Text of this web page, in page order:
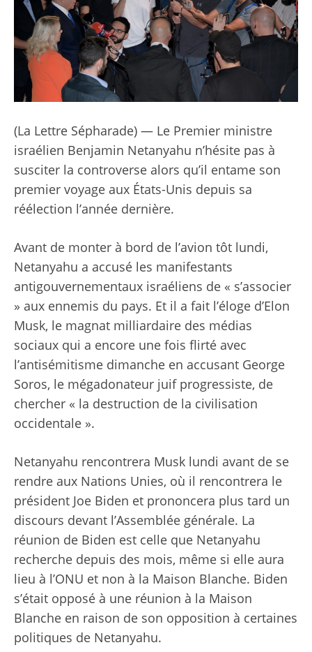
(La Lettre Sépharade) — Le Premier ministre
israélien Benjamin Netanyahu n’hésite pas à
susciter la controverse alors qu’il entame son
premier voyage aux États-Unis depuis sa
réélection l’année dernière.
Avant de monter à bord de l’avion tôt lundi,
Netanyahu a accusé les manifestants
antigouvernementaux israéliens de « s’associer
» aux ennemis du pays. Et il a fait l’éloge d’Elon
Musk, le magnat milliardaire des médias
sociaux qui a encore une fois flirté avec
l’antisémitisme dimanche en accusant George
Soros, le mégadonateur juif progressiste, de
chercher « la destruction de la civilisation
occidentale ».
Netanyahu rencontrera Musk lundi avant de se
rendre aux Nations Unies, où il rencontrera le
président Joe Biden et prononcera plus tard un
discours devant l’Assemblée générale. La
réunion de Biden est celle que Netanyahu
recherche depuis des mois, même si elle aura
lieu à l’ONU et non à la Maison Blanche. Biden
s’était opposé à une réunion à la Maison
Blanche en raison de son opposition à certaines
politiques de Netanyahu.